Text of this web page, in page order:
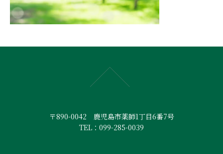
〒890-0042 鹿児島市薬師1丁目6番7号
TEL：099-285-0039